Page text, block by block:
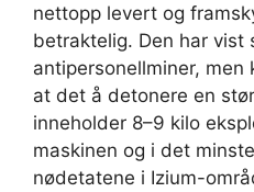
nettopp levert og
betraktelig. Den har vist
antipersonellminer,
at det å detonere en
inneholder 8–9 kilo
maskinen og i det
nødetatene i Izium-